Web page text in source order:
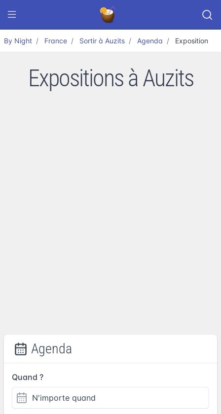
By Night France Sortir à Auzits Agenda Exposition
Expositions à Auzits
Agenda
Quand ?